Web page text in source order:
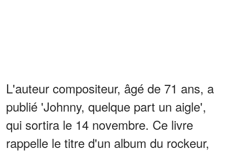
L'auteur compositeur, âgé de 71 ans, a
publié 'Johnny, quelque part un aigle',
qui sortira le 14 novembre. Ce livre
rappelle le titre d'un album du rockeur,